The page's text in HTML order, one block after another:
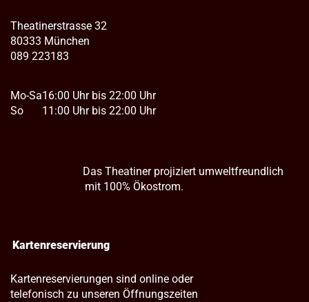
Theatinerstrasse 32
80333 München
089 223183
Mo-Sa
So
16:00 Uhr bis 22:00 Uhr
11:00 Uhr bis 22:00 Uhr
Das Theatiner projiziert umweltfreundlich
mit 100% Ökostrom.
Kartenreservierung
Kartenreservierungen sind online oder
telefonisch zu unseren Öffnungszeiten